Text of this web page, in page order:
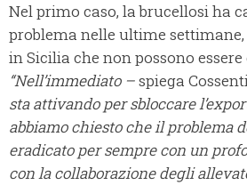
Nel primo caso, la brucellosi ha
problema nelle ultime
in Sicilia che non possono essere
“Nell’immediato –spiega
sta attivando per sbloccare
abbiamo chiesto che il problema
eradicato per sempre con un
con la collaborazione degli